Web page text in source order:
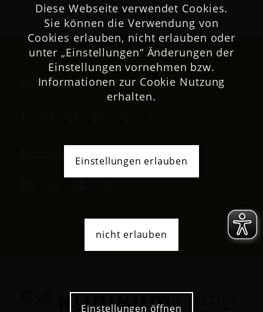
Netzwerk
Diese Webseite verwendet Cookies.
Sie können die Verwendung von
Cookies erlauben, nicht erlauben oder
unter „Einstellungen“ Änderungen der
Einstellungen vornehmen bzw.
Informationen zur Cookie Nutzung
erhalten.
Einstellungen erlauben
nicht erlauben
Einstellungen öffnen